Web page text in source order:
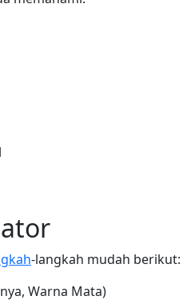
-langkah mudah berikut:
Warna Mata)